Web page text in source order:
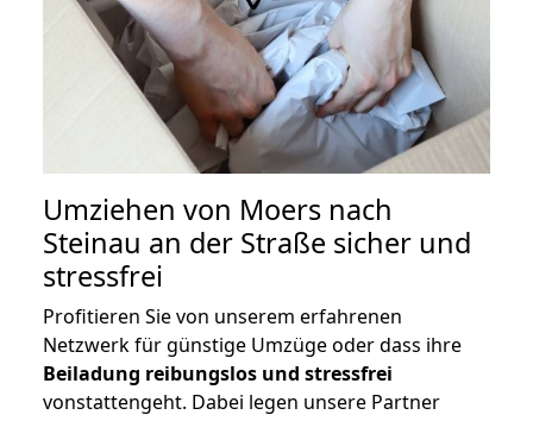
Umziehen von Moers nach
Steinau an der Straße sicher und
stressfrei
Profitieren Sie von unserem erfahrenen
Netzwerk für günstige Umzüge oder dass ihre
Beiladung reibungslos und stressfrei
vonstattengeht. Dabei legen unsere Partner